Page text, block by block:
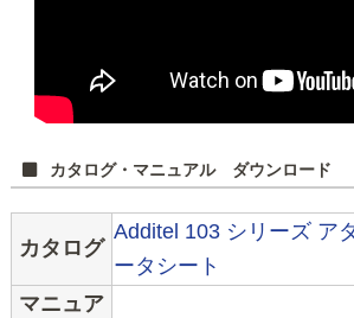
カタログ・マニュアル ダウンロード
カタログ
Additel 103 シリーズ ア
ータシート
マニュア